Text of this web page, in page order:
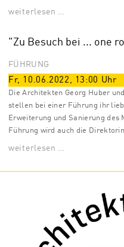
weiterlesen …
"Zu Besuch bei ... one
FÜHRUNG
Fr, 10.06.2022, 13:00 Uhr
Die Architekten Georg Huber
stellen bei einer Führung ihr
Erweiterung und Sanierung des
Führung wird auch die
weiterlesen …